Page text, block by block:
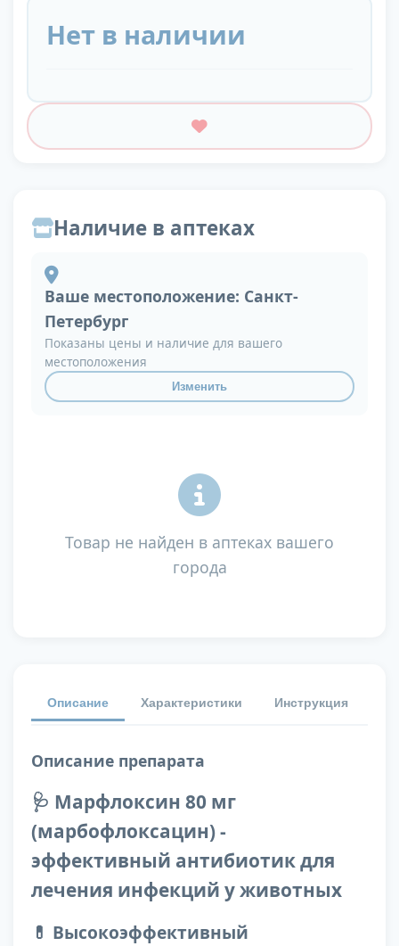
Нет в наличии
Наличие в аптеках
Ваше местоположение: Санкт-
Петербург
Показаны цены и наличие для вашего
местоположения
Изменить
Товар не найден в аптеках вашего
города
Описание Характеристики Инструкция
Описание препарата
🩺 Марфлоксин 80 мг
(марбофлоксацин) -
эффективный антибиотик для
лечения инфекций у животных
💊 Высокоэффективный